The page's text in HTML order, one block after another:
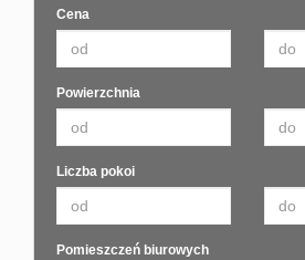
Cena
Powierzchnia
Liczba pokoi
Pomieszczeń biurowych